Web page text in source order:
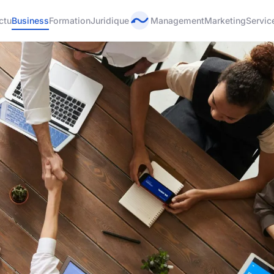
BusinessFormationJuridique ManagementMarketing